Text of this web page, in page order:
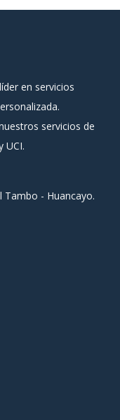
en servicios
servicios de
UCI.
Tambo - Huancayo.